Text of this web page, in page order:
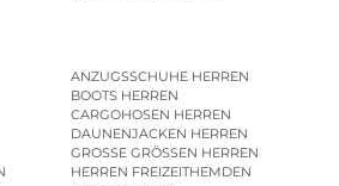
ANZUGSSCHUHE HERREN
BOOTS HERREN
CARGOHOSEN HERREN
DAUNENJACKEN HERREN
GROSSE GRÖSSEN HERREN
HERREN FREIZEITHEMDEN